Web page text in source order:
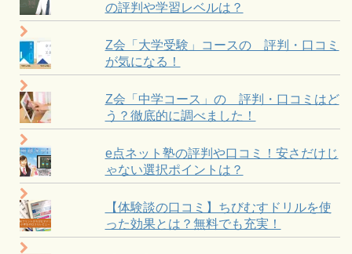
の評判や学習レベルは？
Z会「大学受験」コースの 評判・口コミ
が気になる！
Z会「中学コース」の 評判・口コミはど
う？徹底的に調べました！
e点ネット塾の評判や口コミ！安さだけじ
ゃない選択ポイントは？
【体験談の口コミ】ちびむすドリルを使
った効果とは？無料でも充実！